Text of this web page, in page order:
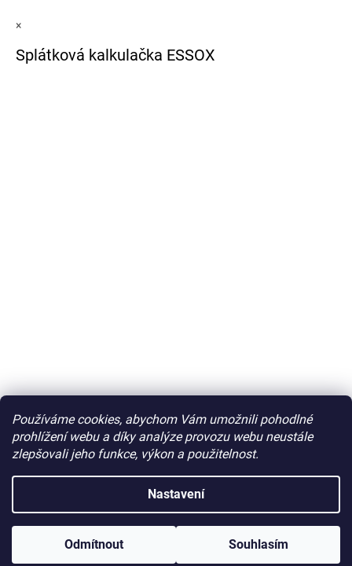
Používáme cookies, abychom Vám umožnili pohodlné
prohlížení webu a díky analýze provozu webu neustále
zlepšovali jeho funkce, výkon a použitelnost.
Nastavení
Odmítnout Souhlasím
×
Splátková kalkulačka ESSOX